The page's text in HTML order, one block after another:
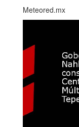
Meteored.mx